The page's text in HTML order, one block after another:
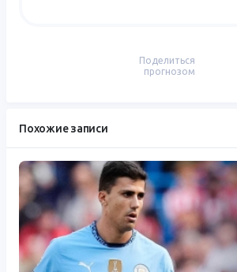
Поделиться
прогнозом
Похожие записи